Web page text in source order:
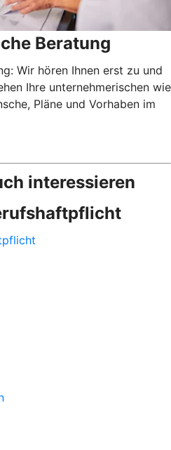
Beratung
Wir hören Ihnen erst zu und
Ihre unternehmerischen wie
Pläne und Vorhaben im
interessieren